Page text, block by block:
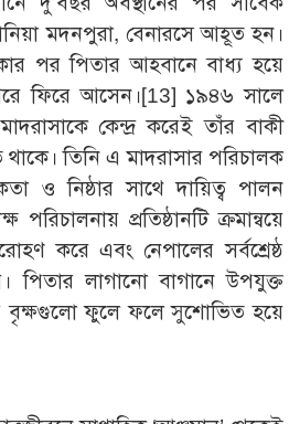
মদনপুরা, বেনারসে আহূত হন।
পর পিতার আহবানে বাধ্য হয়ে
ফিরে আসেন।[13] ১৯৪৬ সালে
কেন্দ্র করেই তাঁর বাকী
তিনি এ মাদরাসার পরিচালক
ও নিষ্ঠার সাথে দায়িত্ব পালন
প্রতিষ্ঠানটি ক্রমান্বয়ে
করে এবং নেপালের সর্বশ্রেষ্ঠ
পিতার লাগানো বাগানে উপযুক্ত
বৃক্ষগুলো ফুলে ফলে সুশোভিত হয়ে